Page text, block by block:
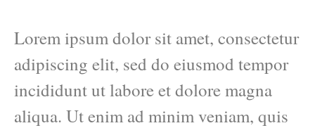
Lorem ipsum dolor sit amet, consectetur
adipiscing elit, sed do eiusmod tempor
incididunt ut labore et dolore magna
aliqua. Ut enim ad minim veniam, quis